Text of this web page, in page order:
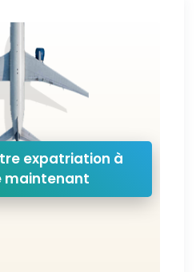
expatriation à
maintenant